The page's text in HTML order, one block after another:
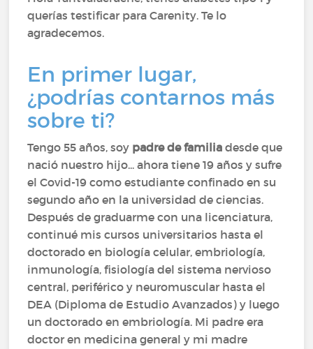
querías testificar para Carenity. Te lo
agradecemos.
En primer lugar,
¿podrías contarnos más
sobre ti?
Tengo 55 años, soy padre de familia desde que
nació nuestro hijo... ahora tiene 19 años y sufre
el Covid-19 como estudiante confinado en su
segundo año en la universidad de ciencias.
Después de graduarme con una licenciatura,
continué mis cursos universitarios hasta el
doctorado en biología celular, embriología,
inmunología, fisiología del sistema nervioso
central, periférico y neuromuscular hasta el
DEA (Diploma de Estudio Avanzados) y luego
un doctorado en embriología. Mi padre era
doctor en medicina general y mi madre